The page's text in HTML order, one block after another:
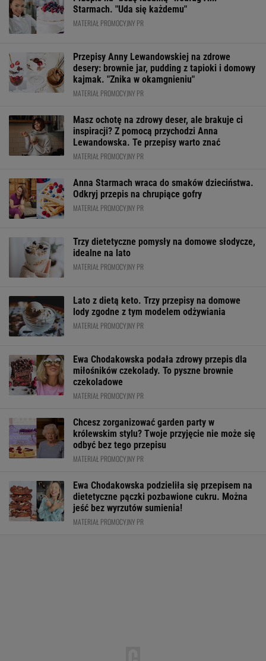
Starmach. "Uda się każdemu"
MATERIAŁ PROMOCYJNY PR
Przepisy Anny Lewandowskiej na zdrowe
desery: brownie jar, pudding z tapioki i domowy
kajmak. "Znika w okamgnieniu"
MATERIAŁ PROMOCYJNY PR
Masz ochotę na zdrowy deser, ale brakuje ci
inspiracji? Z pomocą przychodzi Anna
Lewandowska. Te przepisy warto znać
MATERIAŁ PROMOCYJNY PR
Anna Starmach wraca do smaków dzieciństwa.
Odkryj przepis na chrupiące gofry
MATERIAŁ PROMOCYJNY PR
Trzy dietetyczne pomysły na domowe słodycze,
idealne na lato
MATERIAŁ PROMOCYJNY PR
Lato z dietą keto. Trzy przepisy na domowe
lody zgodne z tym modelem odżywiania
MATERIAŁ PROMOCYJNY PR
Ewa Chodakowska podała zdrowy przepis dla
miłośników czekolady. To pyszne brownie
czekoladowe
MATERIAŁ PROMOCYJNY PR
Chcesz zorganizować garden party w
królewskim stylu? Twoje przyjęcie nie może się
odbyć bez tego przepisu
MATERIAŁ PROMOCYJNY PR
Ewa Chodakowska podzieliła się przepisem na
dietetyczne pączki pozbawione cukru. Można
jeść bez wyrzutów sumienia!
MATERIAŁ PROMOCYJNY PR